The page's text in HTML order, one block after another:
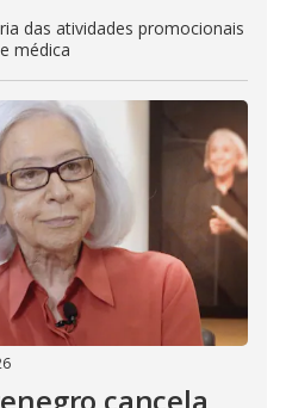
das atividades promocionais
médica
cancela